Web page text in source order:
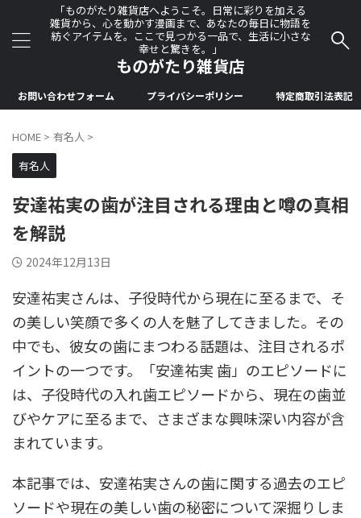
「ものがたり雑貨店へようこそ。日常に彩りを加える
雑貨から、心を動かす漫画まで、あなたの毎日に物語を
紡ぐアイテムを。ここで見つかる一品で、生活に小さな
幸せと驚きを。」
ものがたり雑貨店
お問い合わせフォーム プライバシーポリシー 特定商取引法表記
HOME > 有名人 >
有名人
安達祐実の歯が注目される理由と噂の真相
を解説
2024年12月13日
安達祐実さんは、子役時代から現在に至るまで、そ
の美しい笑顔で多くの人を魅了してきました。その
中でも、彼女の歯にまつわる話題は、注目されるポ
イントの一つです。「安達祐実 歯」のエピソードに
は、子役時代の入れ歯エピソードから、現在の歯並
びやケアに至るまで、さまざまな興味深い内容が含
まれています。
本記事では、安達祐実さんの歯に関する過去のエピ
ソードや現在の美しい歯の秘密について深掘りしま